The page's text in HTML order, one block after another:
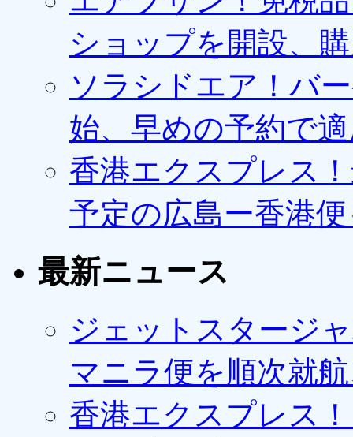
ショップを開設、
ソラシドエア！バ
始、早めの予約で
香港エクスプレス
予定の広島ー香港
最新ニュース
ジェットスタージ
マニラ便を順次就
香港エクスプレス